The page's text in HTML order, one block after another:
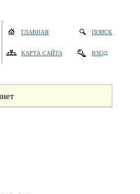
ГЛАВНАЯ
КАРТА САЙТА
ПОИСК
ВХОД